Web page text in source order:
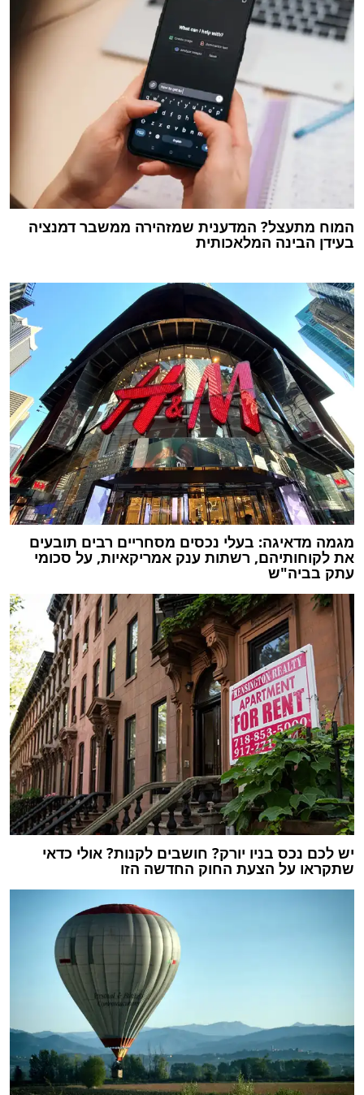
המוח מתעצל? המדענית שמזהירה ממשבר דמנציה
בעידן הבינה המלאכותית
מגמה מדאיגה: בעלי נכסים מסחריים רבים תובעים
את לקוחותיהם, רשתות ענק אמריקאיות, על סכומי
עתק בביה"ש
יש לכם נכס בניו יורק? חושבים לקנות? אולי כדאי
שתקראו על הצעת החוק החדשה הזו